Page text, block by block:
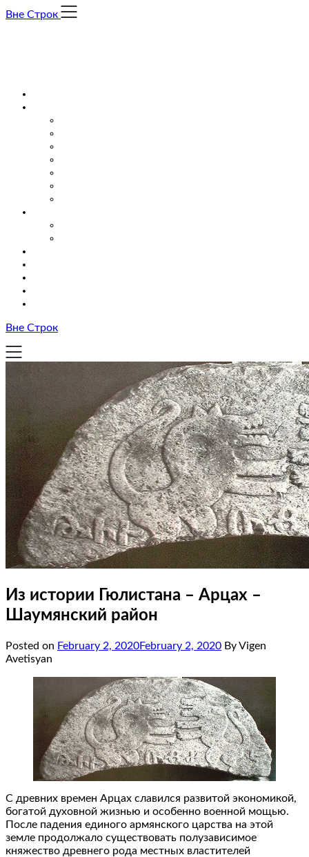
Skip
Вне Строк
Вне Строк
Из истории Гюлистана – Арцах –
Шаумянский район
Posted on February 2, 2020February 2, 2020 By Vigen
Avetisyan
С древних времен Арцах славился развитой экономикой,
богатой духовной жизнью и особенно военной мощью.
После падения единого армянского царства на этой
земле продолжало существовать полузависимое
княжество древнего рода местных властителей